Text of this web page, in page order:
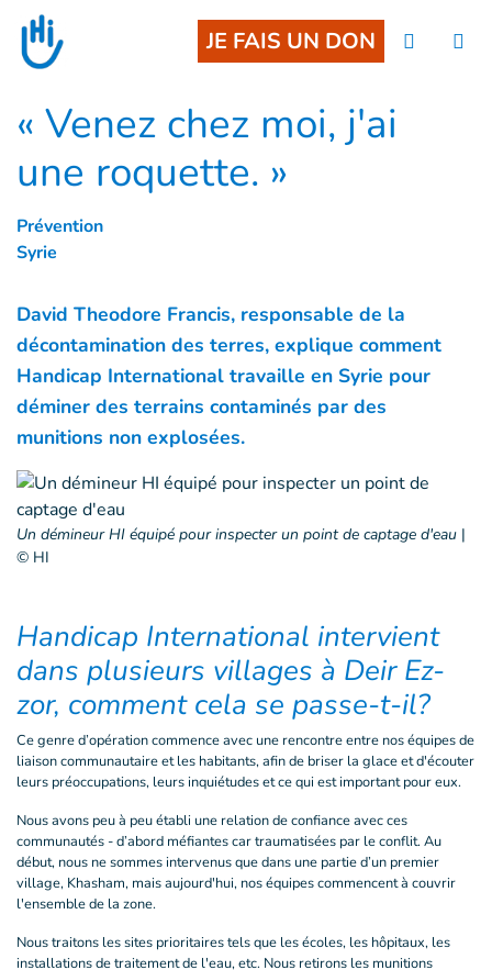
Goto main content
JE FAIS UN DON
« Venez chez moi, j'ai
une roquette. »
Prévention
Syrie
David Theodore Francis, responsable de la
décontamination des terres, explique comment
Handicap International travaille en Syrie pour
déminer des terrains contaminés par des
munitions non explosées.
Un démineur HI équipé pour inspecter un point de captage d'eau |
© HI
Handicap International intervient
dans plusieurs villages à Deir Ez-
zor, comment cela se passe-t-il?
Ce genre d’opération commence avec une rencontre entre nos équipes de
liaison communautaire et les habitants, afin de briser la glace et d'écouter
leurs préoccupations, leurs inquiétudes et ce qui est important pour eux.
Nous avons peu à peu établi une relation de confiance avec ces
communautés - d’abord méfiantes car traumatisées par le conflit. Au
début, nous ne sommes intervenus que dans une partie d’un premier
village, Khasham, mais aujourd'hui, nos équipes commencent à couvrir
l'ensemble de la zone.
Nous traitons les sites prioritaires tels que les écoles, les hôpitaux, les
installations de traitement de l'eau, etc. Nous retirons les munitions